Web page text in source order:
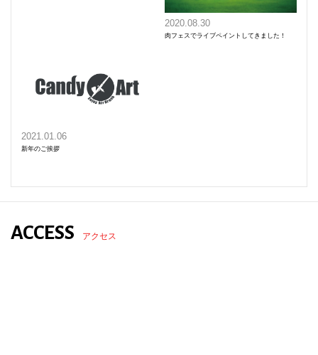
2020.08.30
肉フェスでライブペイントしてきました！
2021.01.06
新年のご挨拶
ACCESS アクセス